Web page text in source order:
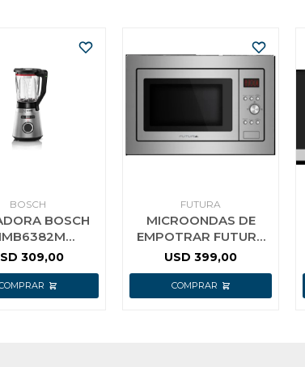
BOSCH
BOSCH
AC. INOX
309,00
FUTURA
MICROONDAS DE
EMPOTRAR FUTURA
20L ACERO INOX.
USD 399,00